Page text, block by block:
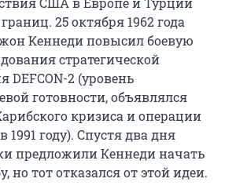
25 октября 1962 года
Кеннеди повысил боевую
стратегической
DEFCON-2 (уровень
готовности, объявлялся
кризиса и операции
1991 году). Спустя два дня
предложили Кеннеди начать
но тот отказался от этой идеи.